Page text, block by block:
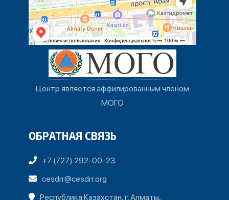
Центр является аффилированным членом
МОГО
ОБРАТНАЯ СВЯЗЬ
+7 (727) 292-00-23
cesdrr@cesdrr.org
Республика Казахстан, г. Алматы,